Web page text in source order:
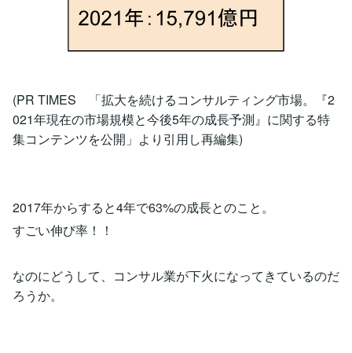
(PR TIMES 「拡大を続けるコンサルティング市場。『2
021年現在の市場規模と今後5年の成長予測』に関する特
集コンテンツを公開」より引用し再編集)
2017年からすると4年で63%の成長とのこと。
すごい伸び率！！
なのにどうして、コンサル業が下火になってきているのだ
ろうか。